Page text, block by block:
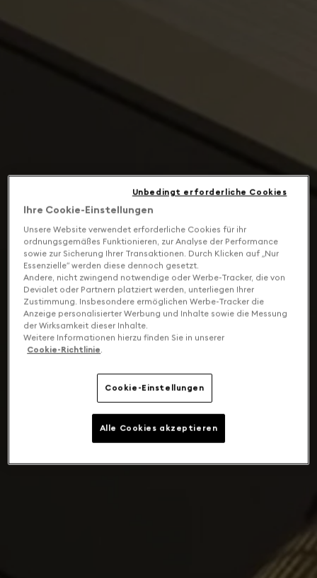
Ihre Cookie-Einstellungen
Unsere Website verwendet erforderliche Cookies für ihr
ordnungsgemäßes Funktionieren, zur Analyse der Performance
sowie zur Sicherung Ihrer Transaktionen. Durch Klicken auf „Nur
Essenzielle“ werden diese dennoch gesetzt.
Andere, nicht zwingend notwendige oder Werbe-Tracker, die von
Devialet oder Partnern platziert werden, unterliegen Ihrer
Zustimmung. Insbesondere ermöglichen Werbe-Tracker die
Anzeige personalisierter Werbung und Inhalte sowie die Messung
der Wirksamkeit dieser Inhalte.
Weitere Informationen hierzu finden Sie in unserer
Cookie-Richtlinie.
Cookie-Einstellungen
Unbedingt erforderliche Cookies
Alle Cookies akzeptieren